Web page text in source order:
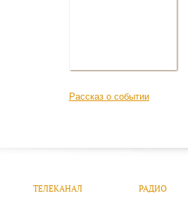
Рассказ о событии
ТЕЛЕКАНАЛ РАДИО